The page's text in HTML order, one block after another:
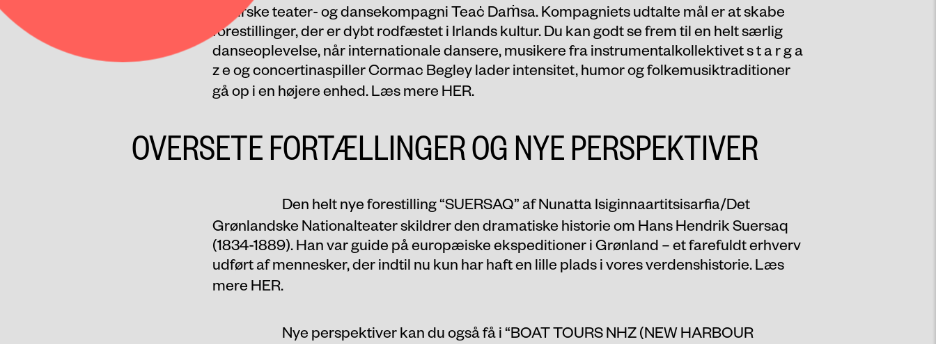
det irske teater- og dansekompagni Teaċ Daṁsa. Kompagniets udtalte mål er at skabe
forestillinger, der er dybt rodfæstet i Irlands kultur. Du kan godt se frem til en helt særlig
danseoplevelse, når internationale dansere, musikere fra instrumentalkollektivet s t a r g a
z e og concertinaspiller Cormac Begley lader intensitet, humor og folkemusiktraditioner
gå op i en højere enhed. Læs mere HER.
OVERSETE FORTÆLLINGER OG NYE PERSPEKTIVER
Den helt nye forestilling “SUERSAQ” af Nunatta Isiginnaartitsisarfia/Det
Grønlandske Nationalteater skildrer den dramatiske historie om Hans Hendrik Suersaq
(1834-1889). Han var guide på europæiske ekspeditioner i Grønland – et farefuldt erhverv
udført af mennesker, der indtil nu kun har haft en lille plads i vores verdenshistorie. Læs
mere HER.
Nye perspektiver kan du også få i “BOAT TOURS NHZ (NEW HARBOUR